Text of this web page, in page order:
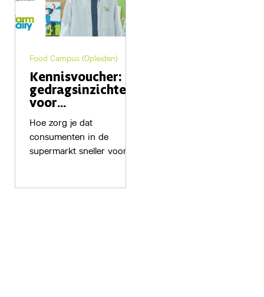
Kennisvoucher:
gedragsinzichten
voor
zuivel in de
supermarkt
Hoe zorg je dat
consumenten in de
supermarkt sneller voor
Food Campus (Opleiden)